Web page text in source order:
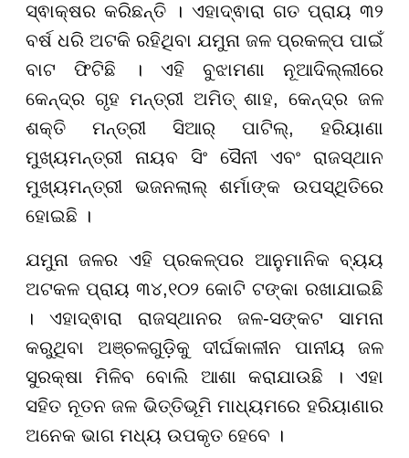
ସ୍ଵାକ୍ଷର କରିଛନ୍ତି । ଏହାଦ୍ଵାରା ଗତ ପ୍ରାୟ ୩୨
ବର୍ଷ ଧରି ଅଟକି ରହିଥିବା ଯମୁନା ଜଳ ପ୍ରକଳ୍ପ ପାଇଁ
ବାଟ ଫିଟିଛି । ଏହି ବୁଝାମଣା ନୂଆଦିଲ୍ଲୀରେ
କେନ୍ଦ୍ର ଗୃହ ମନ୍ତ୍ରୀ ଅମିତ୍ ଶାହ, କେନ୍ଦ୍ର ଜଳ
ଶକ୍ତି ମନ୍ତ୍ରୀ ସିଆର୍ ପାଟିଲ୍, ହରିୟାଣା
ମୁଖ୍ୟମନ୍ତ୍ରୀ ନାୟବ ସିଂ ସୈନୀ ଏବଂ ରାଜସ୍ଥାନ
ମୁଖ୍ୟମନ୍ତ୍ରୀ ଭଜନଲାଲ୍ ଶର୍ମାଙ୍କ ଉପସ୍ଥିତିରେ
ହୋଇଛି ।
ଯମୁନା ଜଳର ଏହି ପ୍ରକଳ୍ପର ଆନୁମାନିକ ବ୍ୟୟ
ଅଟକଳ ପ୍ରାୟ ୩୪,୧୦୨ କୋଟି ଟଙ୍କା ରଖାଯାଇଛି
। ଏହାଦ୍ଵାରା ରାଜସ୍ଥାନର ଜଳ-ସଙ୍କଟ ସାମନା
କରୁଥିବା ଅଞ୍ଚଳଗୁଡ଼ିକୁ ଦୀର୍ଘକାଳୀନ ପାନୀୟ ଜଳ
ସୁରକ୍ଷା ମିଳିବ ବୋଲି ଆଶା କରାଯାଉଛି । ଏହା
ସହିତ ନୂତନ ଜଳ ଭିତ୍ତିଭୂମି ମାଧ୍ୟମରେ ହରିୟାଣାର
ଅନେକ ଭାଗ ମଧ୍ୟ ଉପକୃତ ହେବେ ।